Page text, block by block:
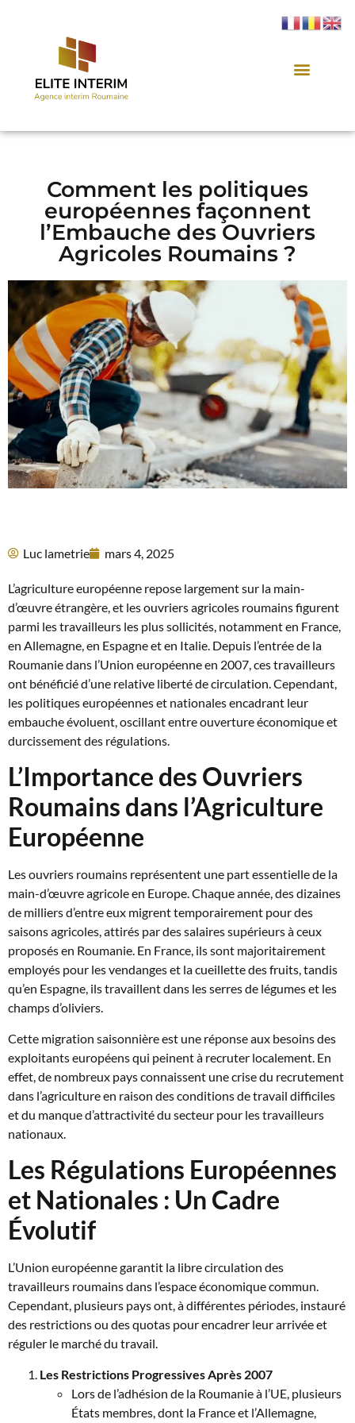
Comment les politiques
européennes façonnent
l’Embauche des Ouvriers
Agricoles Roumains ?
Luc lametrie mars 4, 2025
L’agriculture européenne repose largement sur la main-
d’œuvre étrangère, et les ouvriers agricoles roumains figurent
parmi les travailleurs les plus sollicités, notamment en France,
en Allemagne, en Espagne et en Italie. Depuis l’entrée de la
Roumanie dans l’Union européenne en 2007, ces travailleurs
ont bénéficié d’une relative liberté de circulation. Cependant,
les politiques européennes et nationales encadrant leur
embauche évoluent, oscillant entre ouverture économique et
durcissement des régulations.
L’Importance des Ouvriers
Roumains dans l’Agriculture
Européenne
Les ouvriers roumains représentent une part essentielle de la
main-d’œuvre agricole en Europe. Chaque année, des dizaines
de milliers d’entre eux migrent temporairement pour des
saisons agricoles, attirés par des salaires supérieurs à ceux
proposés en Roumanie. En France, ils sont majoritairement
employés pour les vendanges et la cueillette des fruits, tandis
qu’en Espagne, ils travaillent dans les serres de légumes et les
champs d’oliviers.
Cette migration saisonnière est une réponse aux besoins des
exploitants européens qui peinent à recruter localement. En
effet, de nombreux pays connaissent une crise du recrutement
dans l’agriculture en raison des conditions de travail difficiles
et du manque d’attractivité du secteur pour les travailleurs
nationaux.
Les Régulations Européennes
et Nationales : Un Cadre
Évolutif
L’Union européenne garantit la libre circulation des
travailleurs roumains dans l’espace économique commun.
Cependant, plusieurs pays ont, à différentes périodes, instauré
des restrictions ou des quotas pour encadrer leur arrivée et
réguler le marché du travail.
Les Restrictions Progressives Après 2007
Lors de l’adhésion de la Roumanie à l’UE, plusieurs
États membres, dont la France et l’Allemagne,